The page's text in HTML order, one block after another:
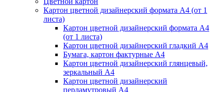
Картон цветной дизайнерский формата А4 (от 1
листа)
Картон цветной дизайнерский формата А4
(от 1 листа)
Картон цветной дизайнерский гладкий А4
Бумага, картон фактурные А4
Картон цветной дизайнерский глянцевый,
зеркальный А4
Картон цветной дизайнерский
перламутровый А4